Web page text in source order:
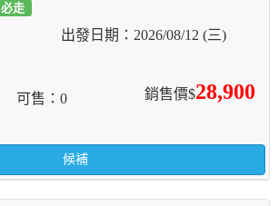
必走
2026/08/12 (三)
銷售價$28,900
可售 0
候補